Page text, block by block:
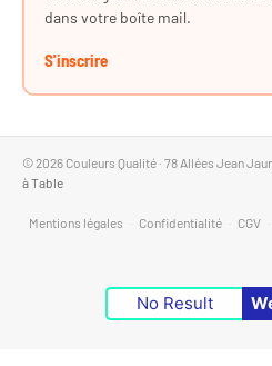
dans votre boîte mail.
S'inscrire
© 2026 Couleurs Qualité · 78 Allées Jean
à Table
Mentions légales Confidentialité CGV
No Result